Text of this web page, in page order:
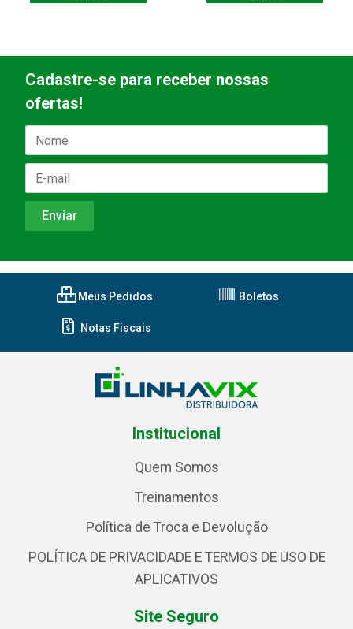
Cadastre-se para receber nossas
ofertas!
Meus Pedidos Boletos
Notas Fiscais
Institucional
Quem Somos
Treinamentos
Política de Troca e Devolução
POLÍTICA DE PRIVACIDADE E TERMOS DE USO DE
APLICATIVOS
Site Seguro